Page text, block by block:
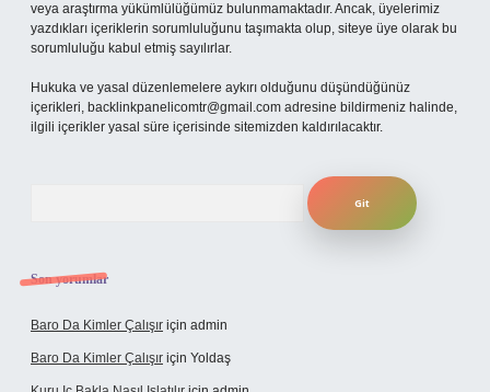
veya araştırma yükümlülüğümüz bulunmamaktadır. Ancak, üyelerimiz
yazdıkları içeriklerin sorumluluğunu taşımakta olup, siteye üye olarak bu
sorumluluğu kabul etmiş sayılırlar.
Hukuka ve yasal düzenlemelere aykırı olduğunu düşündüğünüz
içerikleri, backlinkpanelicomtr@gmail.com adresine bildirmeniz halinde,
ilgili içerikler yasal süre içerisinde sitemizden kaldırılacaktır.
Son yorumlar
Baro Da Kimler Çalışır için admin
Baro Da Kimler Çalışır için Yoldaş